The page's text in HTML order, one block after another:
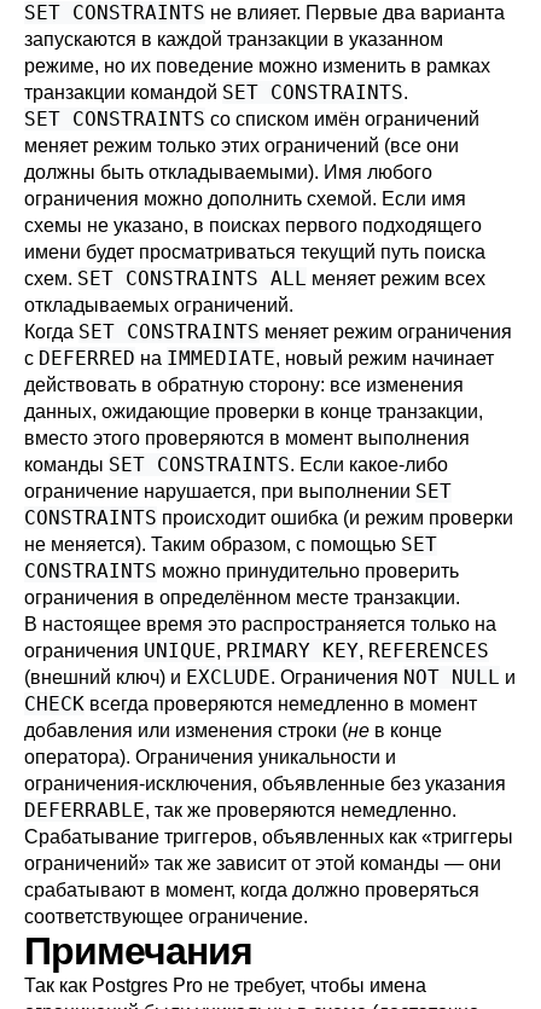
SET CONSTRAINTS не влияет. Первые два варианта
запускаются в каждой транзакции в указанном
режиме, но их поведение можно изменить в рамках
транзакции командой SET CONSTRAINTS.
SET CONSTRAINTS со списком имён ограничений
меняет режим только этих ограничений (все они
должны быть откладываемыми). Имя любого
ограничения можно дополнить схемой. Если имя
схемы не указано, в поисках первого подходящего
имени будет просматриваться текущий путь поиска
схем. SET CONSTRAINTS ALL меняет режим всех
откладываемых ограничений.
Когда SET CONSTRAINTS меняет режим ограничения
с DEFERRED на IMMEDIATE, новый режим начинает
действовать в обратную сторону: все изменения
данных, ожидающие проверки в конце транзакции,
вместо этого проверяются в момент выполнения
команды SET CONSTRAINTS. Если какое-либо
ограничение нарушается, при выполнении SET
CONSTRAINTS происходит ошибка (и режим проверки
не меняется). Таким образом, с помощью SET
CONSTRAINTS можно принудительно проверить
ограничения в определённом месте транзакции.
В настоящее время это распространяется только на
ограничения UNIQUE, PRIMARY KEY, REFERENCES
(внешний ключ) и EXCLUDE. Ограничения NOT NULL и
CHECK всегда проверяются немедленно в момент
добавления или изменения строки (не в конце
оператора). Ограничения уникальности и
ограничения-исключения, объявленные без указания
DEFERRABLE, так же проверяются немедленно.
Срабатывание триггеров, объявленных как «триггеры
ограничений» так же зависит от этой команды — они
срабатывают в момент, когда должно проверяться
соответствующее ограничение.
Примечания
Так как Postgres Pro не требует, чтобы имена